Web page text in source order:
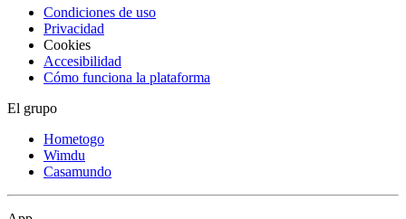
Condiciones de uso
Privacidad
Cookies
Accesibilidad
Cómo funciona la plataforma
El grupo
Hometogo
Wimdu
Casamundo